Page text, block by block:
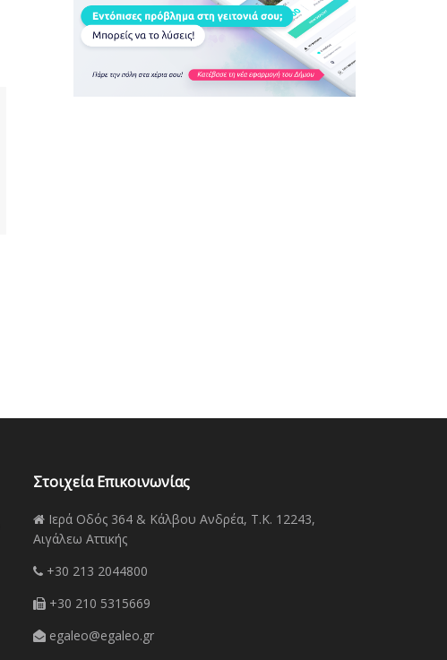
Στοιχεία Επικοινωνίας
Ιερά Οδός 364 & Κάλβου Ανδρέα, Τ.Κ. 12243,
Αιγάλεω Αττικής
+30 213 2044800
+30 210 5315669
egaleo@egaleo.gr